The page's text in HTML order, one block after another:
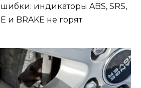
индикаторы ABS, SRS,
и BRAKE не горят.